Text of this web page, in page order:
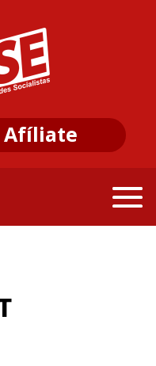
Afíliate